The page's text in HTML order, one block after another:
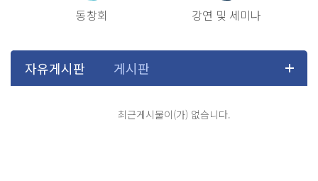
동창회 강연 및 세미나
최근게시물이(가) 없습니다.